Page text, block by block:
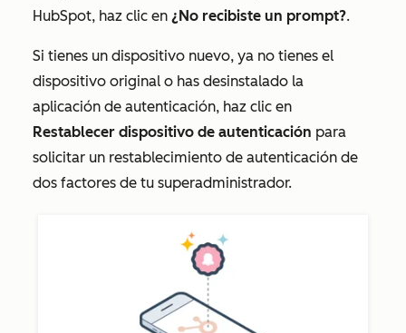
HubSpot, haz clic en ¿No recibiste un prompt?.
Si tienes un dispositivo nuevo, ya no tienes el
dispositivo original o has desinstalado la
aplicación de autenticación, haz clic en
Restablecer dispositivo de autenticación para
solicitar un restablecimiento de autenticación de
dos factores de tu superadministrador.